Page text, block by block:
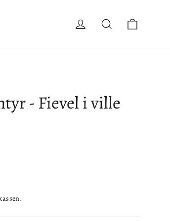
Logg inn
- Fievel i ville